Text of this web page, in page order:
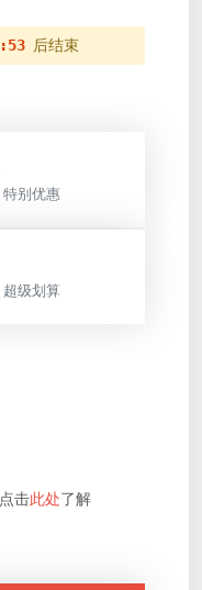
后结束
别优惠
级划算
击此处了解